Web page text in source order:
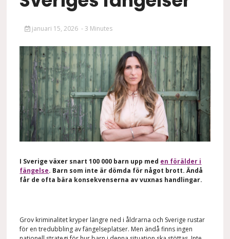
januari 15, 2026 - 3 Minutes
I Sverige växer snart 100 000 barn upp med en förälder i
fängelse. Barn som inte är dömda för något brott. Ändå
får de ofta bära konsekvenserna av vuxnas handlingar.
Grov kriminalitet kryper längre ned i åldrarna och Sverige rustar
för en tredubbling av fängelseplatser. Men ändå finns ingen